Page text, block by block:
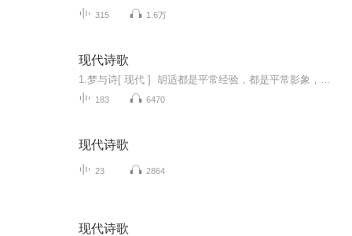
315 1.6万
现代诗歌
183 6470
现代诗歌
23 2864
现代诗歌